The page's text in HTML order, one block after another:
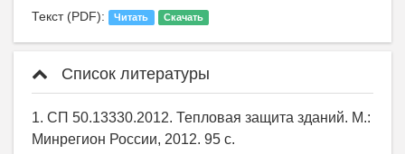
Текст (PDF): Читать Скачать
Список литературы
1. СП 50.13330.2012. Тепловая защита зданий. М.:
Минрегион России, 2012. 95 с.